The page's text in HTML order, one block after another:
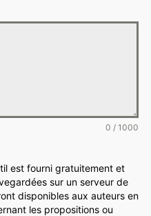
0 / 1000
est fourni gratuitement et
sur un serveur de
disponibles aux auteurs en
les propositions ou